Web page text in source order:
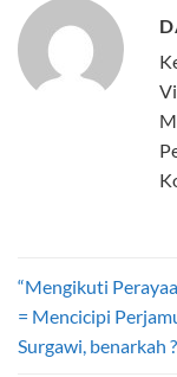
“Mengikuti
= Mencicipi
Surgawi, benarkah